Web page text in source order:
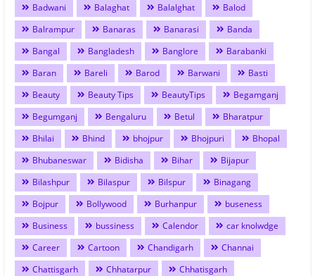
Badwani
Balaghat Balalghat
Balod
Balrampur
Banaras Banarasi
Banda
Bangal
Bangladesh Banglore
Barabanki
Baran
Bareli Barod Barwani
Basti
Beauty
Beauty Tips BeautyTips
Begamganj
Begumganj
Bengaluru Betul
Bharatpur
Bhilai
Bhind bhojpur Bhojpuri
Bhopal
Bhubaneswar
Bidisha Bihar
Bijapur
Bilashpur
Bilaspur Bilspur
Binagang
Bojpur
Bollywood Burhanpur
buseness
Business
bussiness Calendor
car knolwdge
Career
Cartoon Chandigarh
Channai
Chattisgarh
Chhatarpur Chhatisgarh